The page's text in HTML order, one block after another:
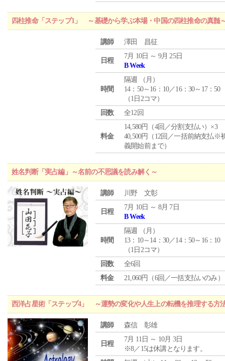
四柱推命「ステップ1」 ～基礎から学ぶ本場・中国の四柱推命の真髄
講師 澤田 昌征
日程
7月 10日 ～ 9月 25日
B Week
時間
隔週 （ 月 ）
14：50～16：10／16：30～17：50
（1日2コマ）
回数
全12回
料金
14,580円（4回／分割支払い）×3
40,500円（12回／一括前納支払※
義開始前まで）
姓名判断「実占編」～名前の不思議を読み解く～
講師 川野 文彰
日程
7月 10日 ～ 8月 7日
B Week
時間
隔週 （ 月 ）
13：10～14：30／14：50～16：10
（1日2コマ）
回数
全6回
料金
21,060円（6回／一括支払いのみ）
西洋占星術「ステップ4」 ～運勢の変化や人生上の転機を推理する方
講師 森信 彰雄
日程
7月 11日 ～ 10月 3日
※8／15は休講となります。